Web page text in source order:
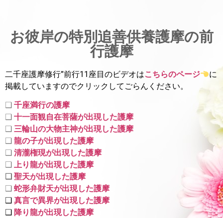
お彼岸の特別追善供養護摩の前
行護摩
二千座護摩修行”前行11座目のビデオはこちらのページ
に
掲載していま すのでクリックしてごらんください。
❑ 千座満行の護摩
❑ 十一面観自在菩薩が出現した護摩
❑ 三輪山の大物主神が出現した護摩
❑ 龍の子が出現した護摩
❑ 清瀧権現が出現した護摩
❑ 上り龍が出現した護摩
❑ 聖天が出現した護摩
❑ 蛇形弁財天が出現した護摩
❑ 真言で異界が出現した護摩
❑ 降り龍が出現した護摩